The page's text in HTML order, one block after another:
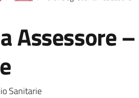
Assessore
Sanitarie